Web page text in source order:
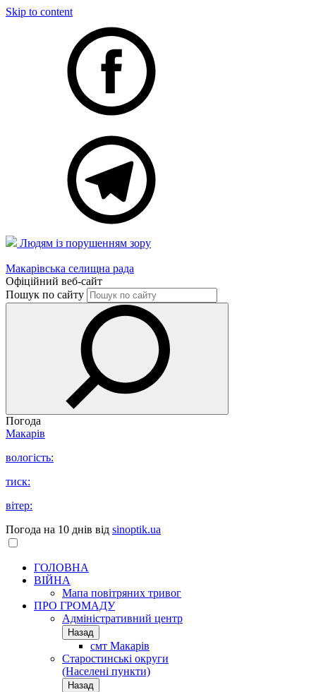
Skip to content
Людям із порушенням зору
Макарівська селищна рада
Офіційний веб-сайт
Пошук по сайту
Погода
Макарів
вологість:
тиск:
вітер:
Погода на 10 днів від sinoptik.ua
ГОЛОВНА
ВІЙНА
Мапа повітряних тривог
ПРО ГРОМАДУ
Aдміністративний центр
Назад
смт Макарів
Старостинські округи
(Населені пункти)
Назад